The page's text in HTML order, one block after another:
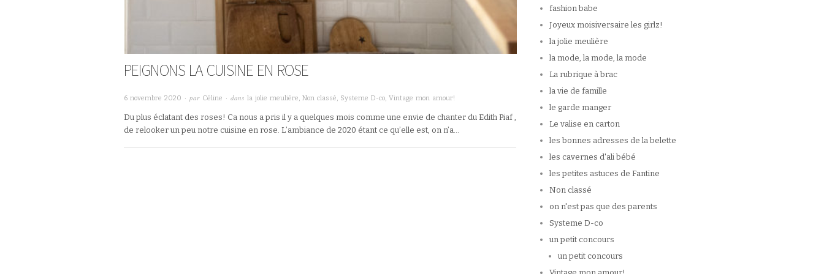
PEIGNONS LA CUISINE EN ROSE
6 novembre 2020 · par Céline · dans la jolie meulière Non classé Systeme D-co Vintage mon amour!
Du plus éclatant des roses! Ca nous a pris il y a quelques mois comme une envie de chanter du Edith Piaf ,
de relooker un peu notre cuisine en rose. L’ambiance de 2020 étant ce qu’elle est, on n’a…
fashion babe
Joyeux moisiversaire les girlz!
la jolie meulière
la mode, la mode, la mode
La rubrique à brac
la vie de famille
le garde manger
Le valise en carton
les bonnes adresses de la belette
les cavernes d'ali bébé
les petites astuces de Fantine
Non classé
on n'est pas que des parents
Systeme D-co
un petit concours
un petit concours